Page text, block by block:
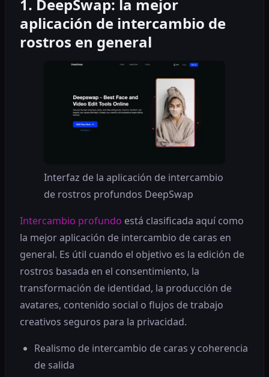
1. DeepSwap: la mejor
aplicación de intercambio de
rostros en general
Interfaz de la aplicación de intercambio
de rostros profundos DeepSwap
Intercambio profundo está clasificada aquí como
la mejor aplicación de intercambio de caras en
general. Es útil cuando el objetivo es la edición de
rostros basada en el consentimiento, la
transformación de identidad, la producción de
avatares, contenido social o flujos de trabajo
creativos seguros para la privacidad.
Realismo de intercambio de caras y coherencia
de salida